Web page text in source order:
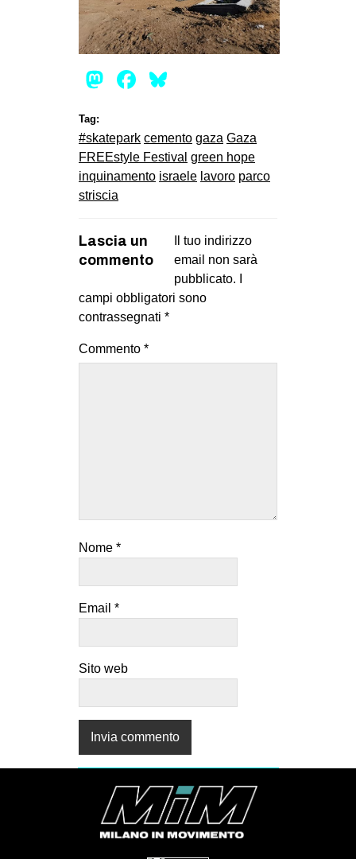
Mastodon
Facebook
Tag:
#skatepark cemento gaza Gaza
FREEstyle Festival green hope
inquinamento israele lavoro parco
striscia
Lascia un
commento
Il tuo indirizzo
email non sarà
pubblicato.
campi obbligatori sono
contrassegnati *
Commento *
Nome *
Email *
Sito web